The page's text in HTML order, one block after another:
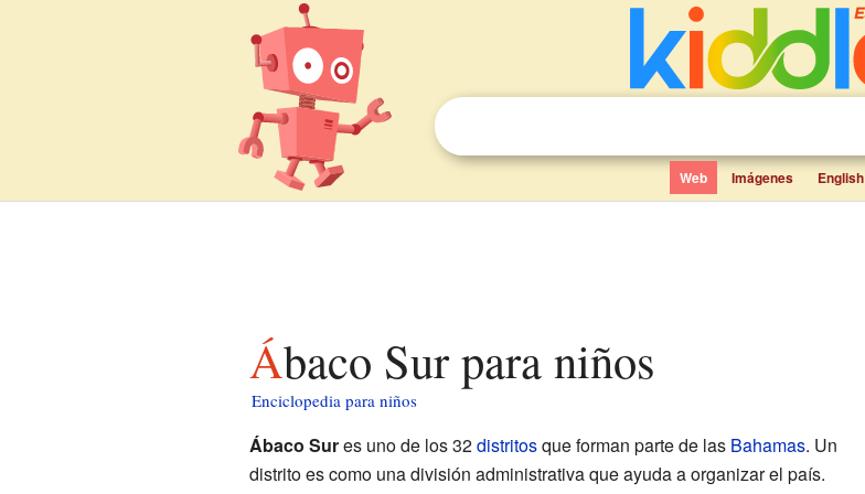
Web Imágenes English
Ábaco Sur para niños
Enciclopedia para niños
Ábaco Sures uno de los 32distritosque forman parte de las Bahamas. Un
distrito es como una división administrativa que ayuda a organizar el país.